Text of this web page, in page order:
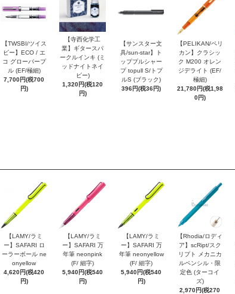
【TWSBI/ツイス
ビー】ECO / エ
コ グローパープ
ル (EF/極細)
7,700円(税700
円)
【寺西化学工
業】ギタースパ
ークルインキ (ミ
ッドナイトネイ
ビー)
1,320円(税120
円)
【サンスター文
具/sun-star】ト
ッププルシャー
プ topull S/トプ
ルS (ブラック)
396円(税36円)
【PELIKAN/ペリ
カン】クラシッ
ク M200 オレン
ジデライト (EF/
極細)
21,780円(税1,98
0円)
【LAMY/ラミ
ー】SAFARI ロ
ーラーボール ne
onyellow
4,620円(税420
円)
【LAMY/ラミ
ー】SAFARI 万
年筆 neonpink
(F/ 細字)
5,940円(税540
円)
【LAMY/ラミ
ー】SAFARI 万
年筆 neonyellow
(F/ 細字)
5,940円(税540
円)
【Rhodia/ロディ
ア】scRipt/スク
リプト メカニカ
ルペンシル・限
定色 (ターコイ
ズ)
2,970円(税270